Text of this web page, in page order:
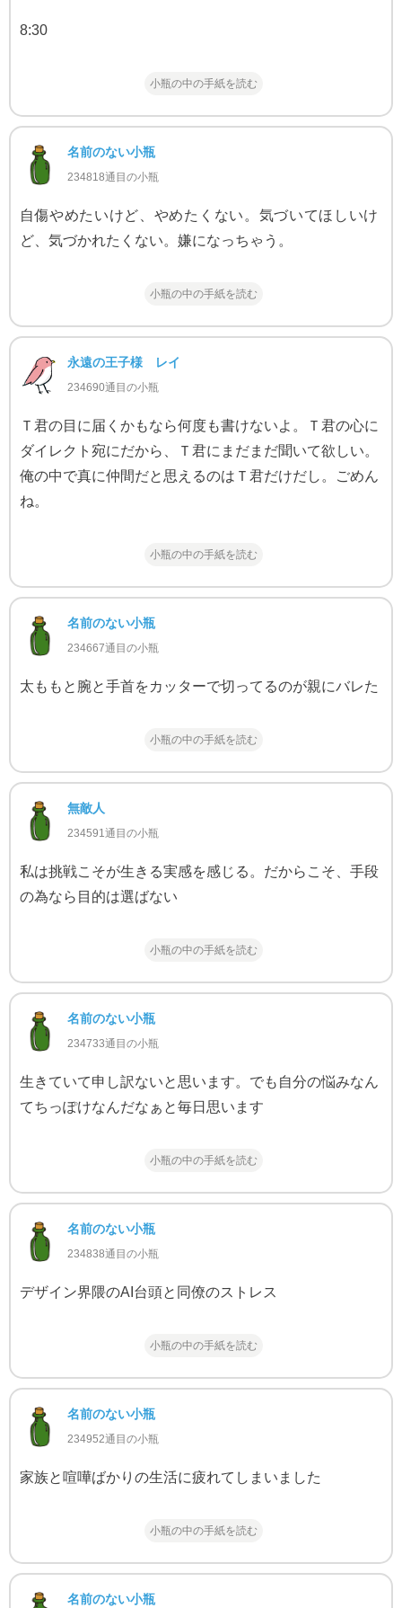
8:30
小瓶の中の手紙を読む
名前のない小瓶
234818通目の小瓶
自傷やめたいけど、やめたくない。気づいてほしいけ
ど、気づかれたくない。嫌になっちゃう。
小瓶の中の手紙を読む
永遠の王子様 レイ
234690通目の小瓶
Ｔ君の目に届くかもなら何度も書けないよ。Ｔ君の心に
ダイレクト宛にだから、Ｔ君にまだまだ聞いて欲しい。
俺の中で真に仲間だと思えるのはＴ君だけだし。ごめん
ね。
小瓶の中の手紙を読む
名前のない小瓶
234667通目の小瓶
太ももと腕と手首をカッターで切ってるのが親にバレた
小瓶の中の手紙を読む
無敵人
234591通目の小瓶
私は挑戦こそが生きる実感を感じる。だからこそ、手段
の為なら目的は選ばない
小瓶の中の手紙を読む
名前のない小瓶
234733通目の小瓶
生きていて申し訳ないと思います。でも自分の悩みなん
てちっぽけなんだなぁと毎日思います
小瓶の中の手紙を読む
名前のない小瓶
234838通目の小瓶
デザイン界隈のAI台頭と同僚のストレス
小瓶の中の手紙を読む
名前のない小瓶
234952通目の小瓶
家族と喧嘩ばかりの生活に疲れてしまいました
小瓶の中の手紙を読む
名前のない小瓶